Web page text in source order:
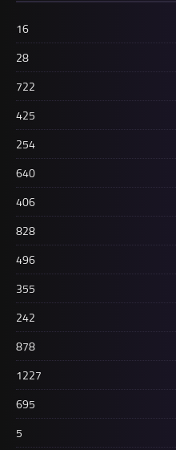
16
28
722
425
254
640
406
828
496
355
242
878
1227
695
5